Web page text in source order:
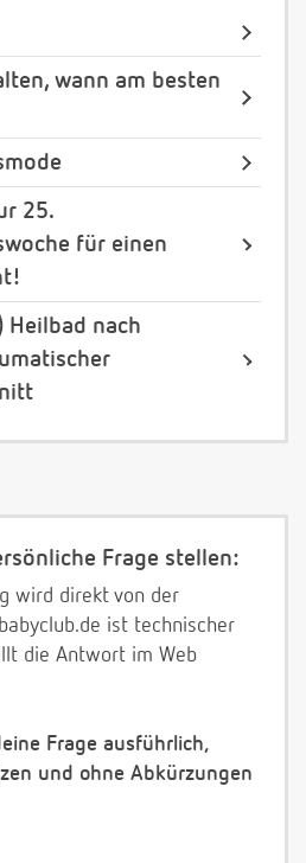
wann am besten
25.
für einen
Heilbad nach
Frage stellen:
wird direkt von der
ist technischer
die Antwort im Web
Frage ausführlich,
und ohne Abkürzungen